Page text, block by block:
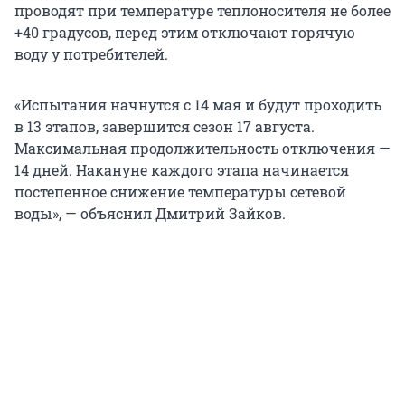
проводят при температуре теплоносителя не более
+40 градусов, перед этим отключают горячую
воду у потребителей.
«Испытания начнутся с 14 мая и будут проходить
в 13 этапов, завершится сезон 17 августа.
Максимальная продолжительность отключения —
14 дней. Накануне каждого этапа начинается
постепенное снижение температуры сетевой
воды», — объяснил Дмитрий Зайков.